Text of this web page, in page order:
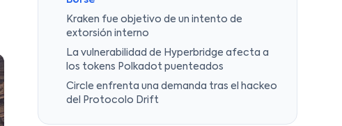
Kraken fue objetivo de un intento de
extorsión interno
La vulnerabilidad de Hyperbridge afecta a
los tokens Polkadot puenteados
Circle enfrenta una demanda tras el hackeo
del Protocolo Drift